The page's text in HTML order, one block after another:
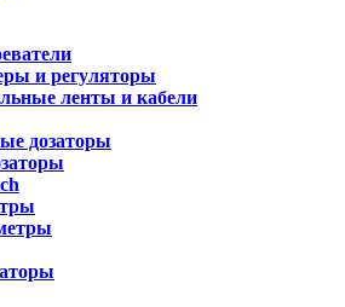
и регуляторы
ленты и кабели
дозаторы